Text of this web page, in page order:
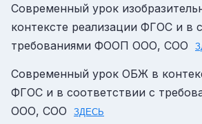
Современный урок
контексте реализации ФГОС и в
требованиями ФООП ООО, СОО
Современный урок ОБЖ в
ФГОС и в соответствии с
ООО, СОО
ЗДЕСЬ